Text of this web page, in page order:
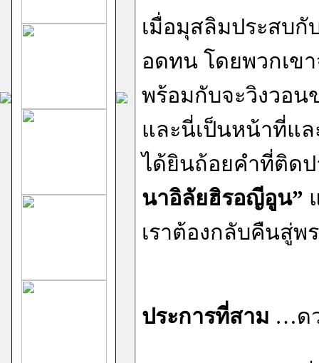
เมื่อมุสลิมประสบ
อดทน โดยพวกเข
พร้อมกับจะวิงวอน
และนี่เป็นหน้าที่แ
ได้ยินถ้อยคำที่ติด
นาอิลัยฮิรอญีอูน”
เราต้องกลับคืนสู่พ
ประการที่สาม …ด